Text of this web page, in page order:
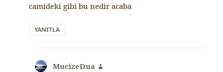
camideki gibi bu nedir acaba
YANITLA
MucizeDua